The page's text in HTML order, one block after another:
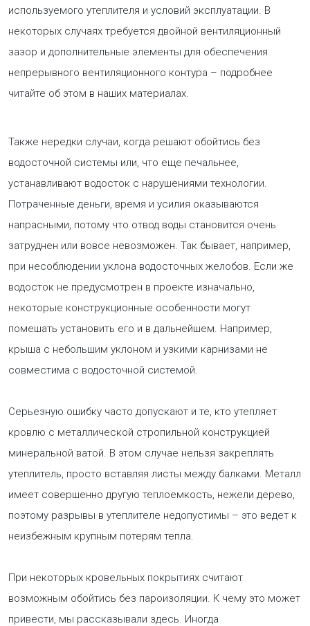
используемого утеплителя и условий эксплуатации. В
некоторых случаях требуется двойной вентиляционный
зазор и дополнительные элементы для обеспечения
непрерывного вентиляционного контура – подробнее
читайте об этом в наших материалах.
Также нередки случаи, когда решают обойтись без
водосточной системы или, что еще печальнее,
устанавливают водосток с нарушениями технологии.
Потраченные деньги, время и усилия оказываются
напрасными, потому что отвод воды становится очень
затруднен или вовсе невозможен. Так бывает, например,
при несоблюдении уклона водосточных желобов. Если же
водосток не предусмотрен в проекте изначально,
некоторые конструкционные особенности могут
помешать установить его и в дальнейшем. Например,
крыша с небольшим уклоном и узкими карнизами не
совместима с водосточной системой.
Серьезную ошибку часто допускают и те, кто утепляет
кровлю с металлической стропильной конструкцией
минеральной ватой. В этом случае нельзя закреплять
утеплитель, просто вставляя листы между балками. Металл
имеет совершенно другую теплоемкость, нежели дерево,
поэтому разрывы в утеплителе недопустимы – это ведет к
неизбежным крупным потерям тепла.
При некоторых кровельных покрытиях считают
возможным обойтись без пароизоляции. К чему это может
привести, мы рассказывали здесь. Иногда